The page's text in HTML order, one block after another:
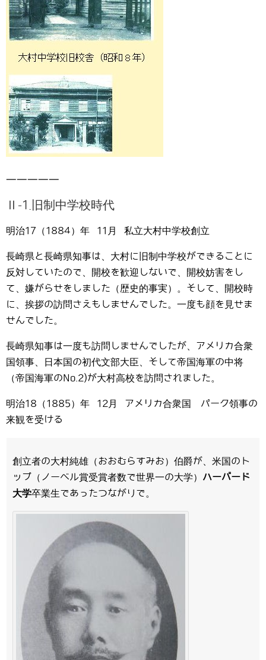
—————
Ⅱ-1.旧制中学校時代
明治17（1884）年 11月 私立大村中学校創立
長崎県と長崎県知事は、大村に旧制中学校ができることに
反対していたので、開校を歓迎しないで、開校妨害をし
て、嫌がらせをしました（歴史的事実）。そして、開校時
に、挨拶の訪問さえもしませんでした。一度も顔を見せま
せんでした。
長崎県知事は一度も訪問しませんでしたが、アメリカ合衆
国領事、日本国の初代文部大臣、そして帝国海軍の中将
（帝国海軍のNo.2)が大村高校を訪問されました。
明治18（1885）年 12月 アメリカ合衆国 パーク領事の
来観を受ける
創立者の大村純雄（おおむらすみお）伯爵が、米国のト
ップ（ノーベル賞受賞者数で世界一の大学） ハーバード
大学卒業生であったつながりで。